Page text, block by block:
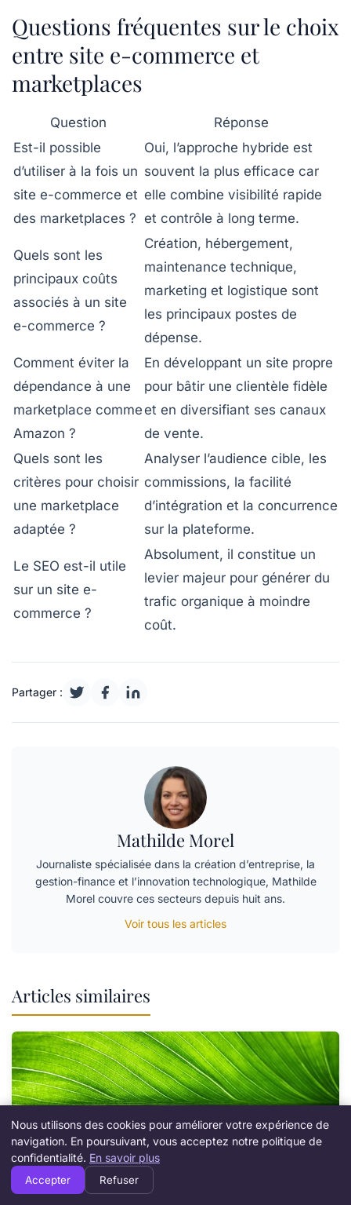
Questions fréquentes sur le choix
entre site e-commerce et
marketplaces
Question
Réponse
Est-il possible
d’utiliser à la fois un
site e-commerce et
des marketplaces ?
Oui, l’approche hybride est
souvent la plus efficace car
elle combine visibilité rapide
et contrôle à long terme.
Quels sont les
principaux coûts
associés à un site
e-commerce ?
Création, hébergement,
maintenance technique,
marketing et logistique sont
les principaux postes de
dépense.
Comment éviter la
dépendance à une
marketplace comme
Amazon ?
En développant un site propre
pour bâtir une clientèle fidèle
et en diversifiant ses canaux
de vente.
Quels sont les
critères pour choisir
une marketplace
adaptée ?
Analyser l’audience cible, les
commissions, la facilité
d’intégration et la concurrence
sur la plateforme.
Le SEO est-il utile
sur un site e-
commerce ?
Absolument, il constitue un
levier majeur pour générer du
trafic organique à moindre
coût.
Partager :
Mathilde Morel
Journaliste spécialisée dans la création d’entreprise, la
gestion-finance et l’innovation technologique, Mathilde
Morel couvre ces secteurs depuis huit ans.
Voir tous les articles
Articles similaires
Nous utilisons des cookies pour améliorer votre expérience de
navigation. En poursuivant, vous acceptez notre politique de
confidentialité. En savoir plus
Accepter Refuser